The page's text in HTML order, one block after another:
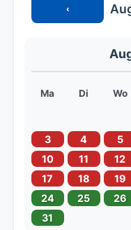
‹
Ma Di Wo
3
4 5
10
11 12
17
18 19
24
25 26
31